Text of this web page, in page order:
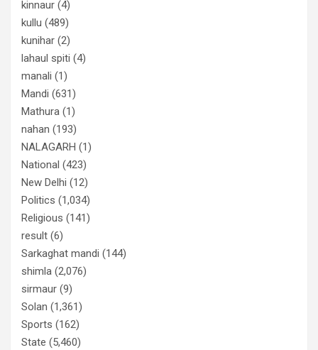
kinnaur (4)
kullu (489)
kunihar (2)
lahaul spiti (4)
manali (1)
Mandi (631)
Mathura (1)
nahan (193)
NALAGARH (1)
National (423)
New Delhi (12)
Politics (1,034)
Religious (141)
result (6)
Sarkaghat mandi (144)
shimla (2,076)
sirmaur (9)
Solan (1,361)
Sports (162)
State (5,460)